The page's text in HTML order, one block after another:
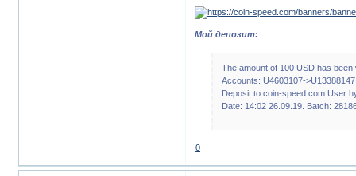
Мой депозит:
The amount of 100 USD has
Accounts: U4603107-
Deposit to coin-speed.com User
Date: 14:02 26.09.19. Batch:
0